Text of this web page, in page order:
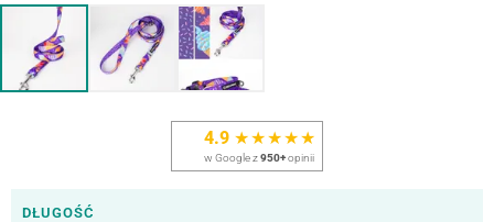
4.9 ★★★★★
w Google z950+opinii
DŁUGOŚĆ